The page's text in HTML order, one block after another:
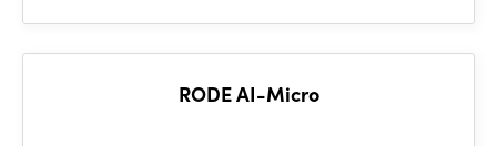
RODE AI-Micro